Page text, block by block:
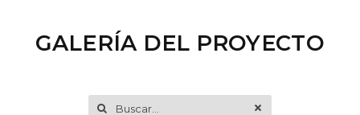
GALERÍA DEL PROYECTO